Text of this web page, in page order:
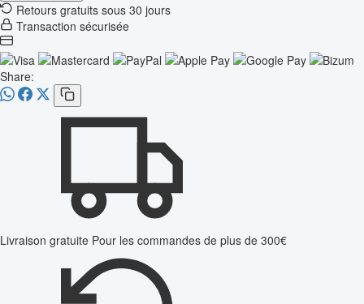
Retours gratuits sous 30 jours
Transaction sécurisée
Share:
Livraison gratuite Pour les commandes de plus de 300€